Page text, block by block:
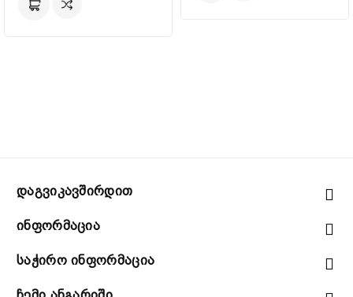
Დაგვიკავშირდით
Ინფორმაცია
Საჭირო Ინფორმაცია